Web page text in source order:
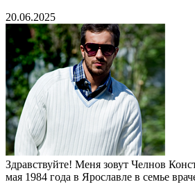
20.06.2025
Здравствуйте! Меня зовут Челнов
мая 1984 года в Ярославле в семье